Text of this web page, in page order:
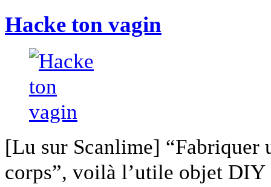
Hacke ton vagin
[Lu sur Scanlime] “Fabriquer
corps”, voilà l’utile objet